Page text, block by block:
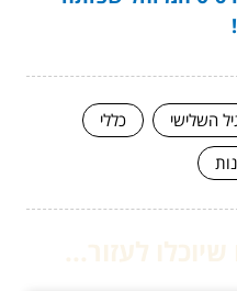
השלישי
כללי